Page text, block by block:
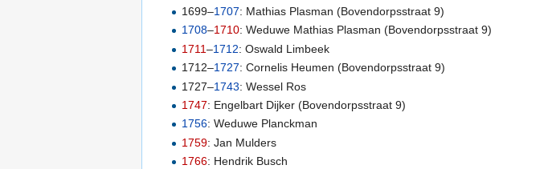
1699–1707: Mathias Plasman (Bovendorpsstraat 9)
1708–1710: Weduwe Mathias Plasman (Bovendorpsstraat 9)
1711–1712: Oswald Limbeek
1712–1727: Cornelis Heumen (Bovendorpsstraat 9)
1727–1743: Wessel Ros
1747: Engelbart Dijker (Bovendorpsstraat 9)
1756: Weduwe Planckman
1759: Jan Mulders
1766: Hendrik Busch